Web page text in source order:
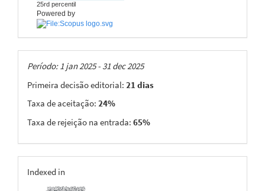
25rd percentil
Powered by
Taxas
Período: 1 jan 2025 - 31 dec 2025
Primeira decisão editorial: 21 dias
Taxa de aceitação: 24%
Taxa de rejeição na entrada: 65%
indexing
Indexed in